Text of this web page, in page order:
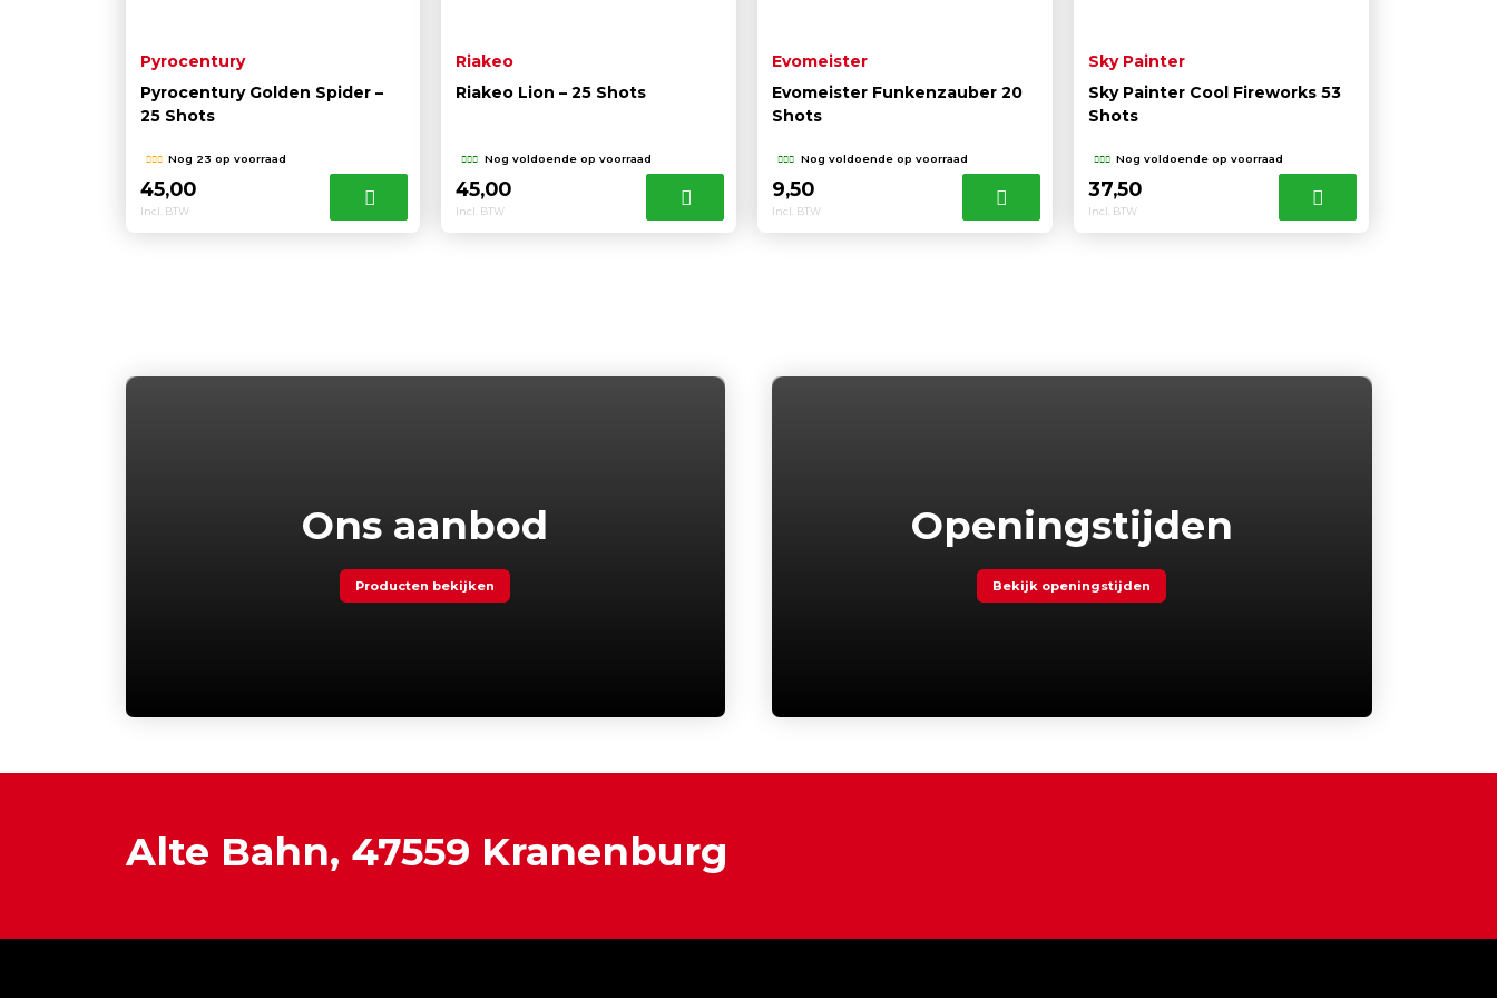
Pyrocentury
Pyrocentury Golden Spider –
25 Shots
Nog 23 op voorraad
45,00
Incl. BTW
Riakeo
Riakeo Lion – 25 Shots
Nog voldoende op voorraad
45,00
Incl. BTW
Evomeister
Evomeister Funkenzauber 20
Shots
Nog voldoende op voorraad
9,50
Incl. BTW
Sky Painter
Sky Painter Cool Fireworks 53
Shots
Nog voldoende op voorraad
37,50
Incl. BTW
Ons aanbod
Producten bekijken
Openingstijden
Bekijk openingstijden
Alte Bahn, 47559 Kranenburg